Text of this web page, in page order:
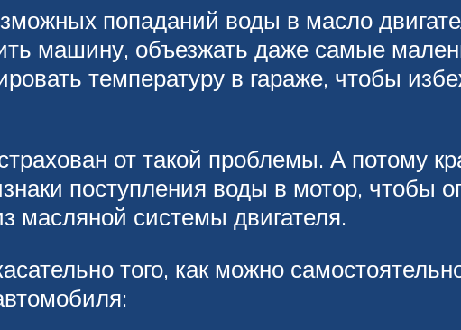
попаданий воды в масло
машину, объезжать даже самые
температуру в гараже, чтобы
от такой проблемы. А потому
поступления воды в мотор, чтобы
масляной системы двигателя.
того, как можно